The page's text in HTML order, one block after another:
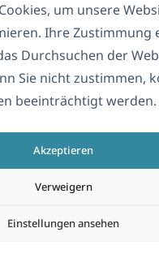
um unsere
Ihre Zustimmung
Durchsuchen der
Sie nicht zustimmen,
beeinträchtigt werden.
Akzeptieren
Verweigern
Einstellungen ansehen
Deutsch
Über WPML
& Datenschutzrichtlinie
Team beitreten
in
in
einem
neuen
Fenster)
(öffnet
in
einem
neuen
Fenster)
in
neuen